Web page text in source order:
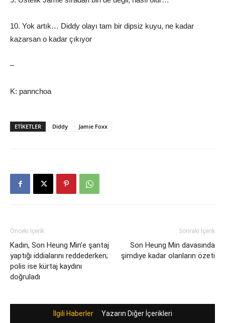
10. Yok artık… Diddy olayı tam bir dipsiz kuyu, ne kadar
kazarsan o kadar çıkıyor
–
K: pannchoa
ETIKETLER Diddy Jamie Foxx
Önceki İçerik
Kadın, Son Heung Min’e şantaj
yaptığı iddialarını reddederken;
polis ise kürtaj kaydını
doğruladı
Sonraki İçerik
Son Heung Min davasında
şimdiye kadar olanların özeti
İlgili Haberler Yazarın Diğer İçerikleri